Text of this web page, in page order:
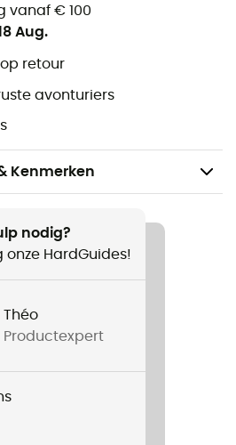
vanaf € 100
Aug.
retour
avonturiers
Kenmerken
nodig?
onze HardGuides!
Théo
Productexpert